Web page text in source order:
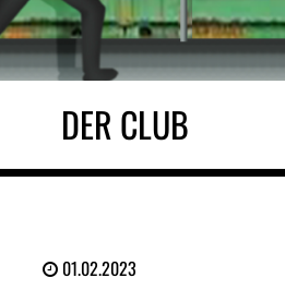
DER CLUB
01.02.2023